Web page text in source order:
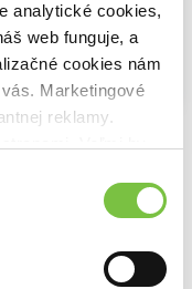
analytické cookies,
web funguje, a
cookies nám
Marketingové
reklamy.
Scrabble Original (SK drevená verzia) Na sklade
29,90€